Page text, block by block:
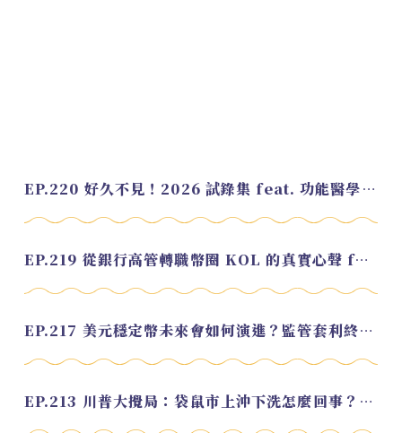
EP.220 好久不見！2026 試錄集 feat. 功能醫學營養師 美寶
EP.219 從銀行高管轉職幣圈 KOL 的真實心聲 feat.龜大
EP.217 美元穩定幣未來會如何演進？監管套利終將收斂？feat. 研究員 余哲安
EP.213 川普大攪局：袋鼠市上沖下洗怎麼回事？feat. Alvin